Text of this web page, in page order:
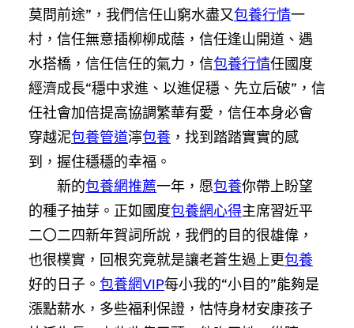
莫問前途”，我們信任山窮水盡又包養行情一
村，信任無意插柳柳成蔭，信任逢山開道、遇
水搭橋，信任信任的氣力，信包養行情任國度
經濟成長“穩中求進、以進促穩、先立后破”，信
任社會加倍提高協調繁華有愛，信任本身必會
穿越泥包養管道濘包養 ，找到踏踏實實的感
到，握住穩穩的幸福。
新的包養網推薦一年，愿包養你帶上盼望
的種子抽芽。正如國度包養網心得主席習近平
二〇二四新年賀詞所說，我們的目的很雄偉，
也很樸實，回根究竟就是讓老蒼生過上更包養
好的日子。 包養網VIP每小我的“小目的”能夠是
漲點薪水，多些福利保證，怙恃身材安康孩子